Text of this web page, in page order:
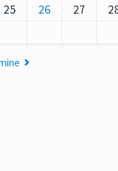
25 26 27